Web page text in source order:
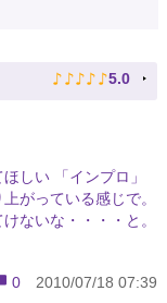
♪ ♪ ♪ ♪ ♪ 5.0
しい 「インプロ」
がっている感じで。
ないな・・・・と。
0 2010/07/18 07:39